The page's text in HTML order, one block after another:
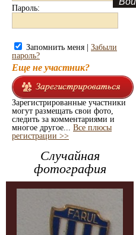
Пароль:
Запомнить меня | Забыли
пароль?
Еще не участник?
Зарегистрированные участники
могут размещать свои фото,
следить за комментариями и
многое другое... Все плюсы
регистрации >>
Случайная
фотография